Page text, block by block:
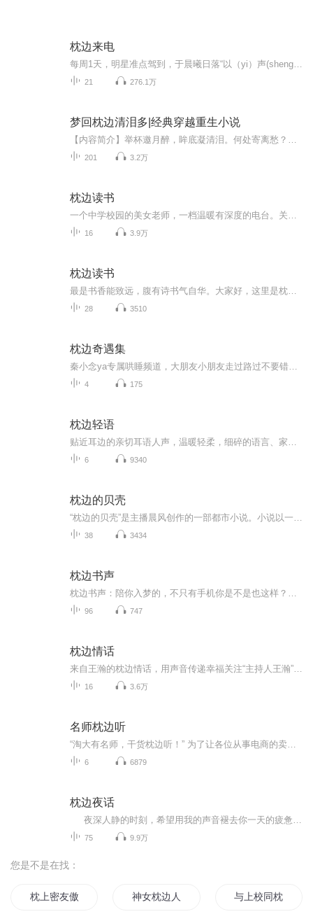
枕边来电
21 276.1万
梦回枕边清泪多|经典穿越重生小说
201 3.2万
枕边读书
16 3.9万
枕边读书
28 3510
枕边奇遇集
4 175
枕边轻语
6 9340
枕边的贝壳
38 3434
枕边书声
96 747
枕边情话
16 3.6万
名师枕边听
6 6879
枕边夜话
75 9.9万
您是不是在找：
枕上密友傲娇男神万万睡神女枕边人 与上校同枕